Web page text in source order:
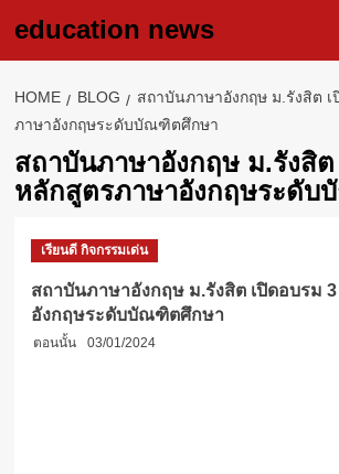
education news
HOME BLOG
สถาบันภาษาอังกฤษ ม.รังสิต
ภาษาอังกฤษระดับบัณฑิตศึกษา
สถาบันภาษาอังกฤษ ม.รังสิต
หลักสูตรภาษาอังกฤษระดั
เรียนดี กิจกรรมเด่น
สถาบันภาษาอังกฤษ ม.รังสิต เปิดอบรม
อังกฤษระดับบัณฑิตศึกษา
ตอนนั้น 03/01/2024